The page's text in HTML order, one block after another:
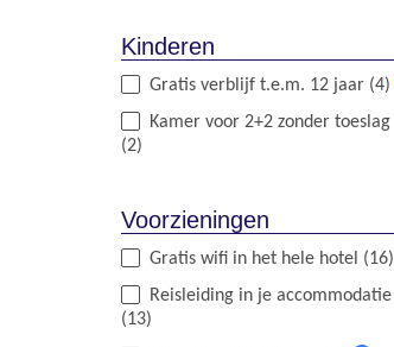
Kinderen
Gratis verblijf t.e.m. 12 jaar (4)
Kamer voor 2+2 zonder toeslag
(2)
Voorzieningen
Gratis wifi in het hele hotel (16)
Reisleiding in je accommodatie
(13)